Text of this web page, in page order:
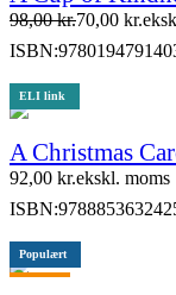
98,00kr.70,00 kr.
ISBN:
ELI link
A Christmas
92,00 kr.ekskl. moms
ISBN:
Populært